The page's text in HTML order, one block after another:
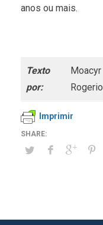
anos ou mais.
Texto
por:
Moacyr
Rogerio
Imprimir